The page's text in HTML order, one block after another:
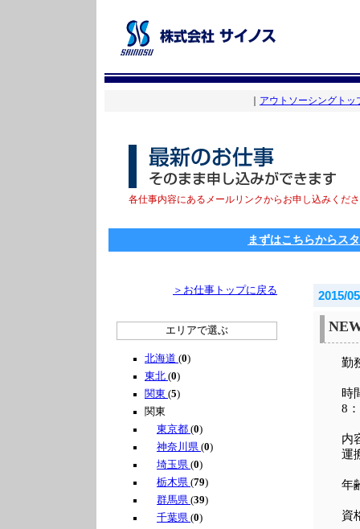
アウトソーシングトッ
各仕事内容にあるメールリンクからお申し込みくだ
まずはこちらからス
＞お仕事トップに戻る
エリアで選ぶ
北海道 (0)
東北 (0)
関東 (5)
関東
東京都 (0)
神奈川県 (0)
埼玉県 (0)
栃木県 (79)
群馬県 (39)
千葉県 (0)
2015/
勤
時
8
内
運
年
資